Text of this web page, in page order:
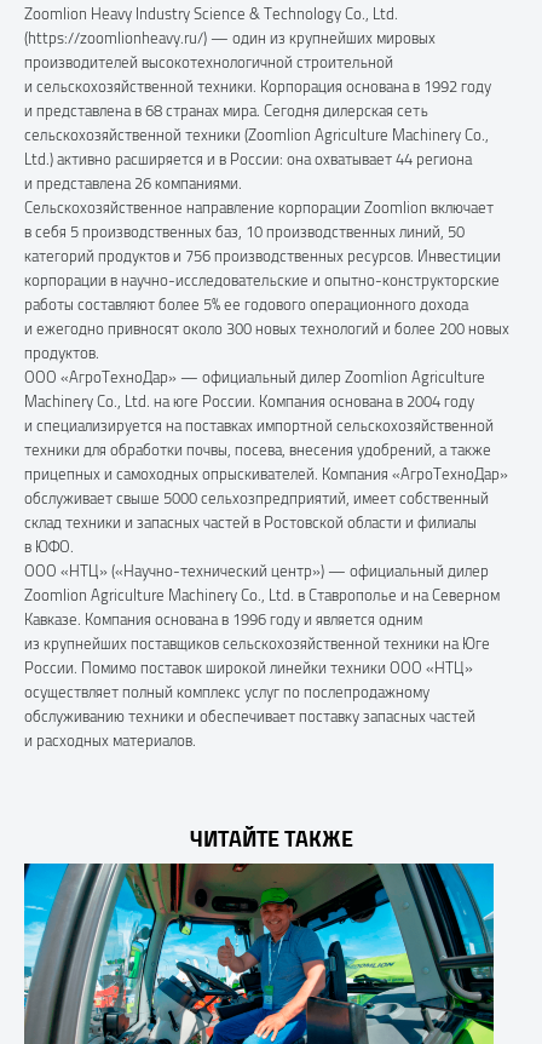
Zoomlion Heavy Industry Science & Technology Co., Ltd.
(https://zoomlionheavy.ru/) — один из крупнейших мировых
производителей высокотехнологичной строительной
и сельскохозяйственной техники. Корпорация основана в 1992 году
и представлена в 68 странах мира. Сегодня дилерская сеть
сельскохозяйственной техники (Zoomlion Agriculture Machinery Co.,
Ltd.) активно расширяется и в России: она охватывает 44 региона
и представлена 26 компаниями.
Сельскохозяйственное направление корпорации Zoomlion включает
в себя 5 производственных баз, 10 производственных линий, 50
категорий продуктов и 756 производственных ресурсов. Инвестиции
корпорации в научно-исследовательские и опытно-конструкторские
работы составляют более 5% ее годового операционного дохода
и ежегодно привносят около 300 новых технологий и более 200 новых
продуктов.
ООО «АгроТехноДар» — официальный дилер Zoomlion Agriculture
Machinery Co., Ltd. на юге России. Компания основана в 2004 году
и специализируется на поставках импортной сельскохозяйственной
техники для обработки почвы, посева, внесения удобрений, а также
прицепных и самоходных опрыскивателей. Компания «АгроТехноДар»
обслуживает свыше 5000 сельхозпредприятий, имеет собственный
склад техники и запасных частей в Ростовской области и филиалы
в ЮФО.
ООО «НТЦ» («Научно-технический центр») — официальный дилер
Zoomlion Agriculture Machinery Co., Ltd. в Ставрополье и на Северном
Кавказе. Компания основана в 1996 году и является одним
из крупнейших поставщиков сельскохозяйственной техники на Юге
России. Помимо поставок широкой линейки техники ООО «НТЦ»
осуществляет полный комплекс услуг по послепродажному
обслуживанию техники и обеспечивает поставку запасных частей
и расходных материалов.
ЧИТАЙТЕ ТАКЖЕ